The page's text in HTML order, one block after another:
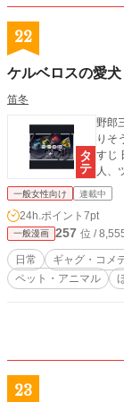
22
ケルベロスの愛犬
笛冬
野郎
りそう
すじ
人、
一般女性向け 連載中
24h.ポイント 7pt
一般漫画 257 位 /
日常 ギャグ・コメ
ペット・アニマル
23